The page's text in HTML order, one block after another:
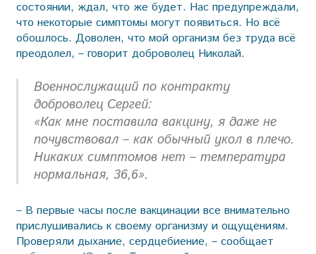
состоянии, ждал, что же будет. Нас предупреждали,
что некоторые симптомы могут появиться. Но всё
обошлось. Доволен, что мой организм без труда всё
преодолел, – говорит доброволец Николай.
Военнослужащий по контракту
доброволец Сергей:
«Как мне поставила вакцину, я даже не
почувствовал – как обычный укол в плечо.
Никаких симптомов нет – температура
нормальная, 36,6».
– В первые часы после вакцинации все внимательно
прислушивались к своему организму и ощущениям.
Проверяли дыхание, сердцебиение, – сообщает